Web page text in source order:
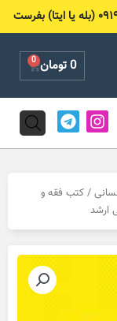
0تومان 0
Cart
I
n
s
g
r
a
T
e
l
r
m
/ کتب فقه و